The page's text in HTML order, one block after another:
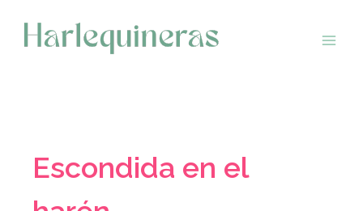
contenido
Escondida en el